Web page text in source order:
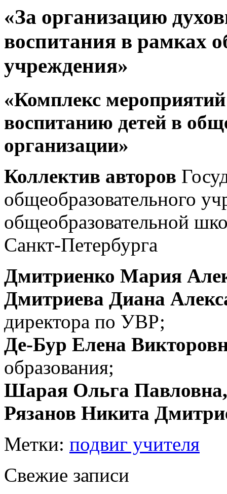
«За организацию
воспитания в рамках
учреждения»
«Комплекс
воспитанию детей в
организации»
Коллектив авторов
общеобразовательного
общеобразовательной
Санкт-Петербурга
Дмитриенко Мария
Дмитриева Диана
директора по УВР;
Де-Бур Елена
образования;
Шарая Ольга Павловна,
Рязанов Никита
Метки: подвиг учителя
Свежие записи